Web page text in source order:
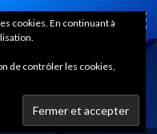
cookies. En continuant à
de contrôler les cookies,